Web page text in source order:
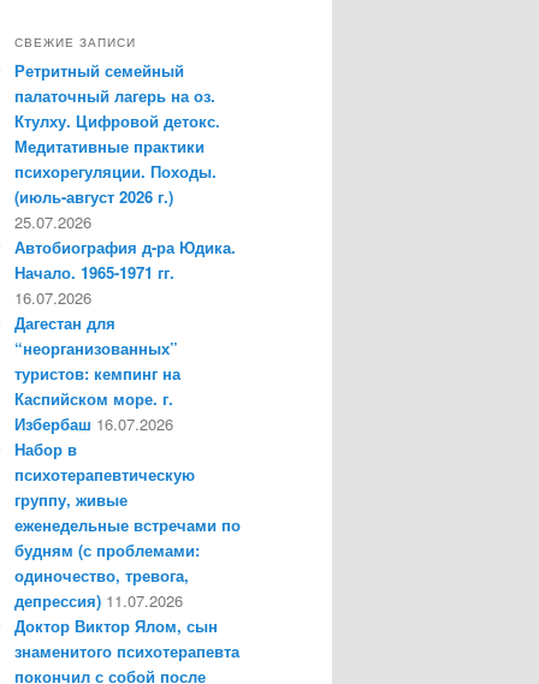
СВЕЖИЕ ЗАПИСИ
Ретритный семейный
палаточный лагерь на оз.
Ктулху. Цифровой детокс.
Медитативные практики
психорегуляции. Походы.
(июль-август 2026 г.)
25.07.2026
Автобиография д-ра Юдика.
Начало. 1965-1971 гг.
16.07.2026
Дагестан для
“неорганизованных”
туристов: кемпинг на
Каспийском море. г.
Избербаш 16.07.2026
Набор в
психотерапевтическую
группу, живые
еженедельные встречами по
будням (с проблемами:
одиночество, тревога,
депрессия) 11.07.2026
Доктор Виктор Ялом, сын
знаменитого психотерапевта
покончил с собой после